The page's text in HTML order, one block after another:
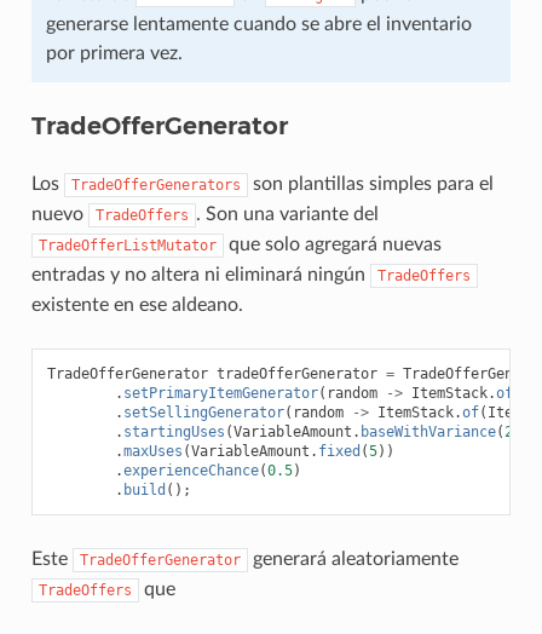
generarse lentamente cuando se abre el inventario
por primera vez.
TradeOfferGenerator
Los TradeOfferGenerators
son plantillas simples para el
nuevo
TradeOffers . Son una variante del
TradeOfferListMutator
que solo agregará nuevas
entradas y no altera ni eliminará ningún
TradeOffers
existente en ese aldeano.
TradeOfferGenerator tradeOfferGenerator =
. setPrimaryItemGenerator( random -> ItemStack.of
. setSellingGenerator( random -> ItemStack.of(
. startingUses (VariableAmount . baseWithVariance(2
.maxUses (VariableAmount . fixed (5))
.experienceChance(0.5)
. build ();
Este TradeOfferGenerator generará aleatoriamente
TradeOffers que